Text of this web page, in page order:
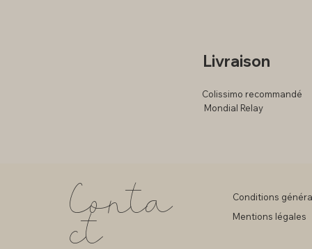
Livraison
Colissimo recommandé
Mondial Relay
Conta
ct
Conditions
Mentions légales